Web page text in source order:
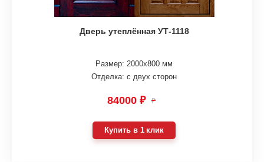
Дверь утеплённая УТ-1118
Размер: 2000х800 мм
Отделка: с двух сторон
84000 ₽ ₽
Купить в 1 клик